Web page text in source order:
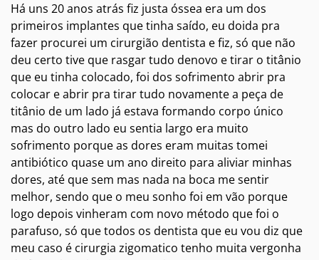
Há uns 20 anos atrás fiz justa óssea era um dos
primeiros implantes que tinha saído, eu doida pra
fazer procurei um cirurgião dentista e fiz, só que não
deu certo tive que rasgar tudo denovo e tirar o titânio
que eu tinha colocado, foi dos sofrimento abrir pra
colocar e abrir pra tirar tudo novamente a peça de
titânio de um lado já estava formando corpo único
mas do outro lado eu sentia largo era muito
sofrimento porque as dores eram muitas tomei
antibiótico quase um ano direito para aliviar minhas
dores, até que sem mas nada na boca me sentir
melhor, sendo que o meu sonho foi em vão porque
logo depois vinheram com novo método que foi o
parafuso, só que todos os dentista que eu vou diz que
meu caso é cirurgia zigomatico tenho muita vergonha